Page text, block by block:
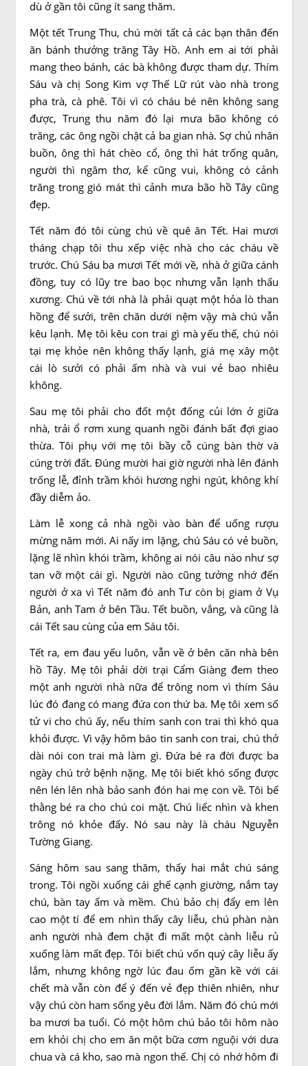
dù ở gần tôi cũng ít sang thăm.
Một tết Trung Thu, chú mời tất cả các bạn thân đến
ăn bánh thưởng trăng Tây Hồ. Anh em ai tới phải
mang theo bánh, các bà không được tham dự. Thím
Sáu và chị Song Kim vợ Thế Lữ rút vào nhà trong
pha trà, cà phê. Tôi vì có cháu bé nên không sang
được, Trung thu năm đó lại mưa bão không có
trăng, các ông ngồi chật cả ba gian nhà. Sợ chủ nhân
buồn, ông thì hát chèo cổ, ông thì hát trống quân,
người thì ngâm thơ, kể cũng vui, không có cảnh
trăng trong gió mát thì cảnh mưa bão hồ Tây cũng
đẹp.
Tết năm đó tôi cùng chú về quê ăn Tết. Hai mươi
tháng chạp tôi thu xếp việc nhà cho các cháu về
trước. Chú Sáu ba mươi Tết mới về, nhà ở giữa cánh
đồng, tuy có lũy tre bao bọc nhưng vẫn lạnh thấu
xương. Chú về tới nhà là phải quạt một hỏa lò than
hồng để sưởi, trên chăn dưới nệm vậy mà chú vẫn
kêu lạnh. Mẹ tôi kêu con trai gì mà yếu thế, chú nói
tại mẹ khỏe nên không thấy lạnh, giá mẹ xây một
cái lò sưởi có phải ấm nhà và vui vẻ bao nhiêu
không.
Sau mẹ tôi phải cho đốt một đống củi lớn ở giữa
nhà, trải ổ rơm xung quanh ngồi đánh bất đợi giao
thừa. Tôi phụ với mẹ tôi bầy cỗ cúng bàn thờ và
cúng trời đất. Đúng mười hai giờ người nhà lên đánh
trống lễ, đỉnh trầm khói hương nghi ngút, không khí
đầy diễm ảo.
Làm lễ xong cả nhà ngồi vào bàn để uống rượu
mừng năm mới. Ai nấy im lặng, chú Sáu có vẻ buồn,
lặng lẽ nhìn khói trầm, không ai nói câu nào như sợ
tan vỡ một cái gì. Người nào cũng tưởng nhớ đến
người ở xa vì Tết năm đó anh Tư còn bị giam ở Vụ
Bản, anh Tam ở bên Tầu. Tết buồn, vắng, và cũng là
cái Tết sau cùng của em Sáu tôi.
Tết ra, em đau yếu luôn, vẫn về ở bên căn nhà bên
hồ Tây. Mẹ tôi phải dời trại Cẩm Giàng đem theo
một anh người nhà nữa để trông nom vì thím Sáu
lúc đó đang có mang đứa con thứ ba. Mẹ tôi xem số
tử vi cho chú ấy, nếu thím sanh con trai thì khó qua
khỏi được. Vì vậy hôm báo tin sanh con trai, chú thở
dài nói con trai mà làm gì. Đứa bé ra đời được ba
ngày chú trở bệnh nặng. Mẹ tôi biết khó sống được
nên lén lên nhà bảo sanh đón hai mẹ con về. Tôi bế
thằng bé ra cho chú coi mặt. Chú liếc nhìn và khen
trông nó khỏe đấy. Nó sau này là cháu Nguyễn
Tường Giang.
Sáng hôm sau sang thăm, thấy hai mắt chú sáng
trong. Tôi ngồi xuống cái ghế cạnh giường, nắm tay
chú, bàn tay ấm và mềm. Chú bảo chị đẩy em lên
cao một tí để em nhìn thấy cây liễu, chú phàn nàn
anh người nhà đem chặt đi mất một cành liễu rủ
xuống làm mất đẹp. Tôi biết chú vốn quý cây liễu ấy
lắm, nhưng không ngờ lúc đau ốm gần kề với cái
chết mà vẫn còn để ý đến vẻ đẹp thiên nhiên, như
vậy chú còn ham sống yêu đời lắm. Năm đó chú mới
ba mươi ba tuổi. Có một hôm chú bảo tôi hôm nào
em khỏi chị cho em ăn một bữa cơm nguội với dưa
chua và cá kho, sao mà ngon thế. Chị có nhớ hôm đi